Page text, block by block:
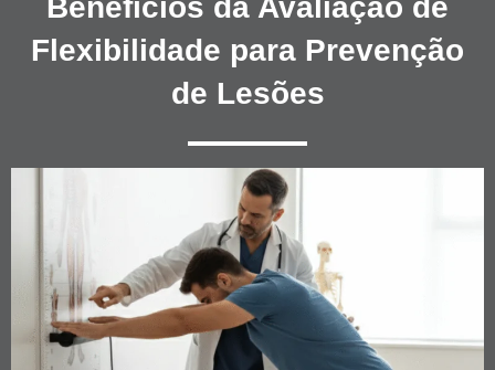
Benefícios da Avaliação de
Flexibilidade para Prevenção
de Lesões